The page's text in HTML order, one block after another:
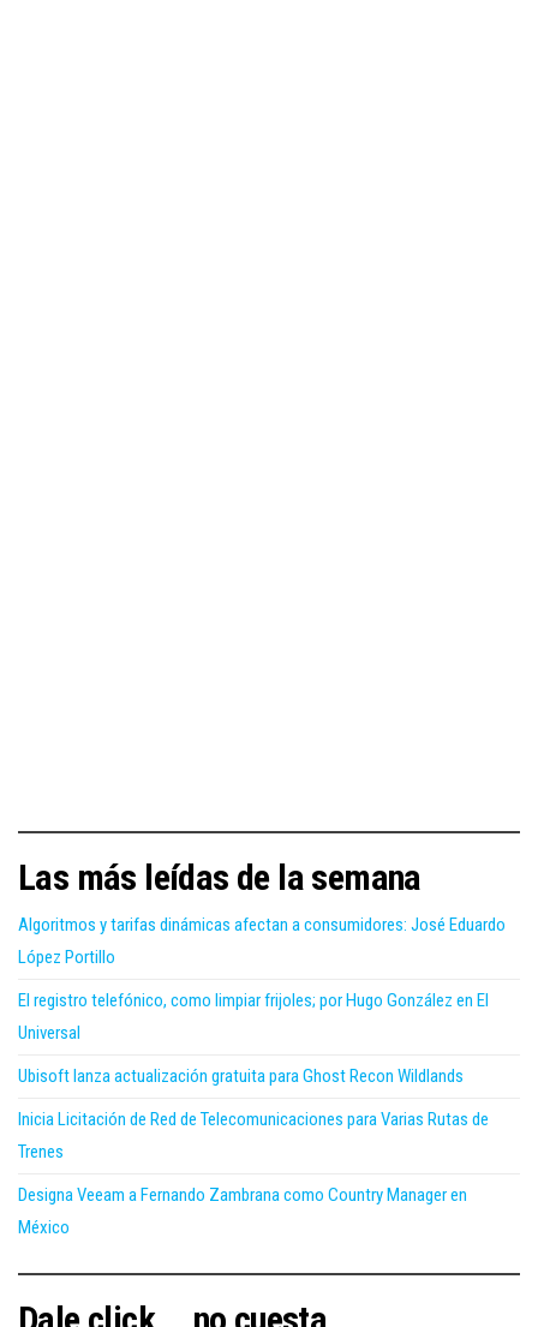
Las más leídas de la semana
Algoritmos y tarifas dinámicas afectan a consumidores: José Eduardo
López Portillo
El registro telefónico, como limpiar frijoles; por Hugo González en El
Universal
Ubisoft lanza actualización gratuita para Ghost Recon Wildlands
Inicia Licitación de Red de Telecomunicaciones para Varias Rutas de
Trenes
Designa Veeam a Fernando Zambrana como Country Manager en
México